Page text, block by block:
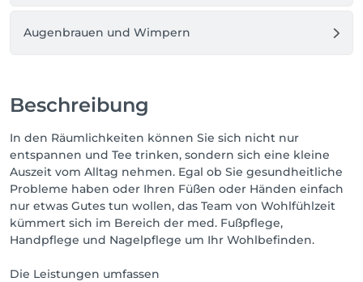
Augenbrauen und Wimpern
Beschreibung
In den Räumlichkeiten können Sie sich nicht nur
entspannen und Tee trinken, sondern sich eine kleine
Auszeit vom Alltag nehmen. Egal ob Sie gesundheitliche
Probleme haben oder Ihren Füßen oder Händen einfach
nur etwas Gutes tun wollen, das Team von Wohlfühlzeit
kümmert sich im Bereich der med. Fußpflege,
Handpflege und Nagelpflege um Ihr Wohlbefinden.
Die Leistungen umfassen